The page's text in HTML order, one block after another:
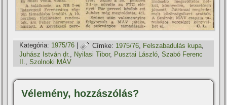
Kategória: 1975/76 | Címke: 1975/76 Felszabadulás kupa
Juhász István dr., Nyilasi Tibor, Pusztai László,Szabó Ferenc
II.,Szolnoki MÁV
Vélemény, hozzászólás?